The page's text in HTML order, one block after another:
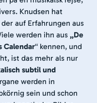
Knudsen hat
auf Erfahrungen aus
werden ihn aus „De
Calendar“ kennen, und
ist das mehr als nur
subtil und
werden in
sein und schon